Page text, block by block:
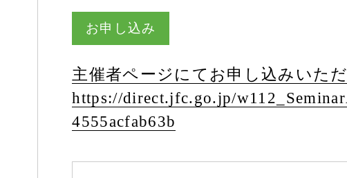
お申し込み
主催者ページにてお申し込みいた
https://direct.jfc.go.jp/
4555acfab63b